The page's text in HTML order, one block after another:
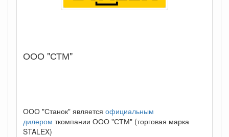
ООО "СТМ"
ООО "Станок" является официальным
дилером ткомпании ООО "СТМ" (торговая марка
STALEX)